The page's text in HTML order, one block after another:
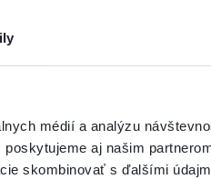
médií a analýzu
aj našim
skombinovať s ďalšími